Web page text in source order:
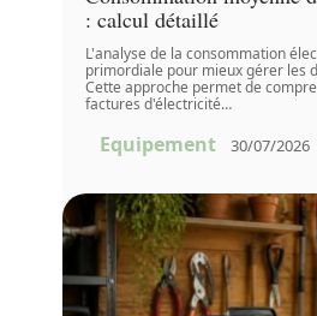
: calcul détaillé
L'analyse de la consommation
primordiale pour mieux gérer les
Cette approche permet de
factures d'électricité…
Equipement 30/07/2026